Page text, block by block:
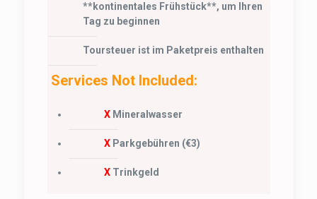
**kontinentales Frühstück**, um Ihren
Tag zu beginnen
Toursteuer ist im Paketpreis enthalten
Services Not Included:
XMineralwasser
XParkgebühren (€3)
XTrinkgeld